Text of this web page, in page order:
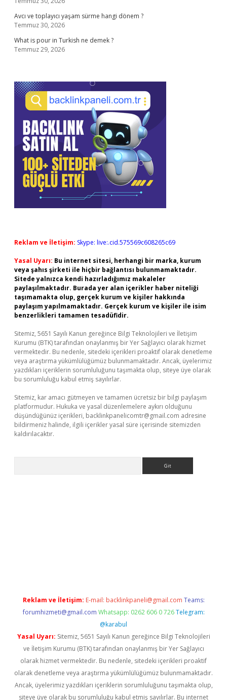
Avcı ve toplayıcı yaşam sürme hangi dönem ?
Temmuz 30, 2026
What is pour in Turkish ne demek ?
Temmuz 29, 2026
Reklam ve İletişim: Skype: live:.cid.575569c608265c69
Yasal Uyarı: Bu internet sitesi, herhangi bir marka, kurum
veya şahıs şirketi ile hiçbir bağlantısı bulunmamaktadır.
Sitede yalnızca kendi hazırladığımız makaleler
paylaşılmaktadır. Burada yer alan içerikler haber niteliği
taşımamakta olup, gerçek kurum ve kişiler hakkında
paylaşım yapılmamaktadır. Gerçek kurum ve kişiler ile isim
benzerlikleri tamamen tesadüfidir.
Sitemiz, 5651 Sayılı Kanun gereğince Bilgi Teknolojileri ve İletişim
Kurumu (BTK) tarafından onaylanmış bir Yer Sağlayıcı olarak hizmet
vermektedir. Bu nedenle, sitedeki içerikleri proaktif olarak denetleme
veya araştırma yükümlülüğümüz bulunmamaktadır. Ancak, üyelerimiz
yazdıkları içeriklerin sorumluluğunu taşımakta olup, siteye üye olarak
bu sorumluluğu kabul etmiş sayılırlar.
Sitemiz, kar amacı gütmeyen ve tamamen ücretsiz bir bilgi paylaşım
platformudur. Hukuka ve yasal düzenlemelere aykırı olduğunu
düşündüğünüz içerikleri, backlinkpanelicomtr@gmail.com adresine
bildirmeniz halinde, ilgili içerikler yasal süre içerisinde sitemizden
kaldırılacaktır.
Reklam ve İletişim: E-mail: backlinkpaneli@gmail.com Teams:
forumhizmeti@gmail.com Whatsapp: 0262 606 0 726 Telegram:
@karabul
Yasal Uyarı: Sitemiz, 5651 Sayılı Kanun gereğince Bilgi Teknolojileri
ve İletişim Kurumu (BTK) tarafından onaylanmış bir Yer Sağlayıcı
olarak hizmet vermektedir. Bu nedenle, sitedeki içerikleri proaktif
olarak denetleme veya araştırma yükümlülüğümüz bulunmamaktadır.
Ancak, üyelerimiz yazdıkları içeriklerin sorumluluğunu taşımakta olup,
siteye üye olarak bu sorumluluğu kabul etmiş sayılırlar. Bu internet